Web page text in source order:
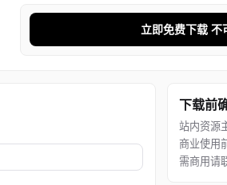
立即免费下载 不
下载前
站内资源
商业使用
需商用请